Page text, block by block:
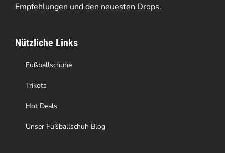
können
der
Produktseite
gewählt
werden
Empfehlungen und den neuesten Drops.
Nützliche Links
Fußballschuhe
Trikots
Hot Deals
Unser Fußballschuh Blog